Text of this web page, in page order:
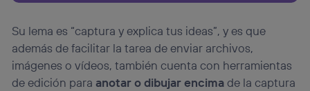
Su lema es “captura y explica tus ideas”, y es que
además de facilitar la tarea de enviar archivos,
imágenes o vídeos, también cuenta con herramientas
de edición para anotar o dibujar encimade la captura